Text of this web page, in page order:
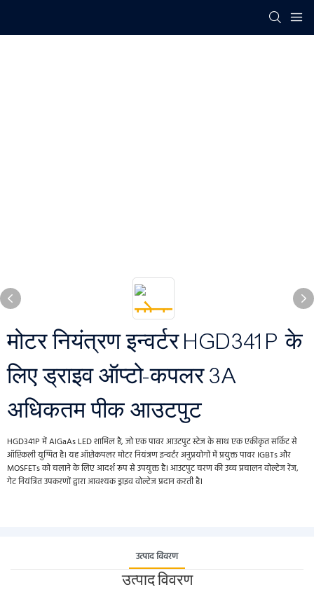
मोटर नियंत्रण इन्वर्टर HGD341P के
लिए ड्राइव ऑप्टो-कपलर 3A
अधिकतम पीक आउटपुट
HGD341P में AlGaAs LED शामिल है, जो एक पावर आउटपुट स्टेज के साथ एक एकीकृत सर्किट से
ऑप्टिकली युग्मित है। यह ऑप्टोकपलर मोटर नियंत्रण इन्वर्टर अनुप्रयोगों में प्रयुक्त पावर IGBTs और
MOSFETs को चलाने के लिए आदर्श रूप से उपयुक्त है। आउटपुट चरण की उच्च प्रचालन वोल्टेज रेंज,
गेट नियंत्रित उपकरणों द्वारा आवश्यक ड्राइव वोल्टेज प्रदान करती है।
उत्पाद विवरण
उत्पाद विवरण